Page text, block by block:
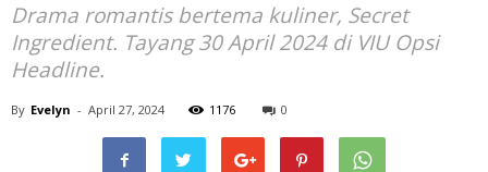
Drama romantis bertema kuliner, Secret
Ingredient. Tayang 30 April 2024 di VIU Opsi
Headline.
By Evelyn - April 27, 2024 1176 0